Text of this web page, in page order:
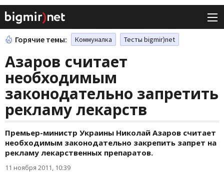
Горячие темы: Коммуналка Тесты bigmir)net
Азаров считает
необходимым
законодательно запретить
рекламу лекарств
Премьер-министр Украины Николай Азаров считает
необходимым законодательно закрепить запрет на
рекламу лекарственных препаратов.
11 ноября 2011, 10:39